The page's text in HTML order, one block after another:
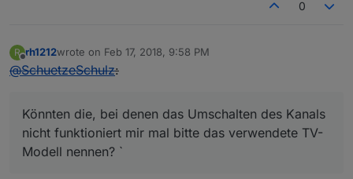
0
R
Offline
rh1212wrote on Feb 17, 2018, 9:58 PM
last edited by
@SchuetzeSchulz:
Könnten die, bei denen das Umschalten des Kanals
nicht funktioniert mir mal bitte das verwendete TV-
Modell nennen? `